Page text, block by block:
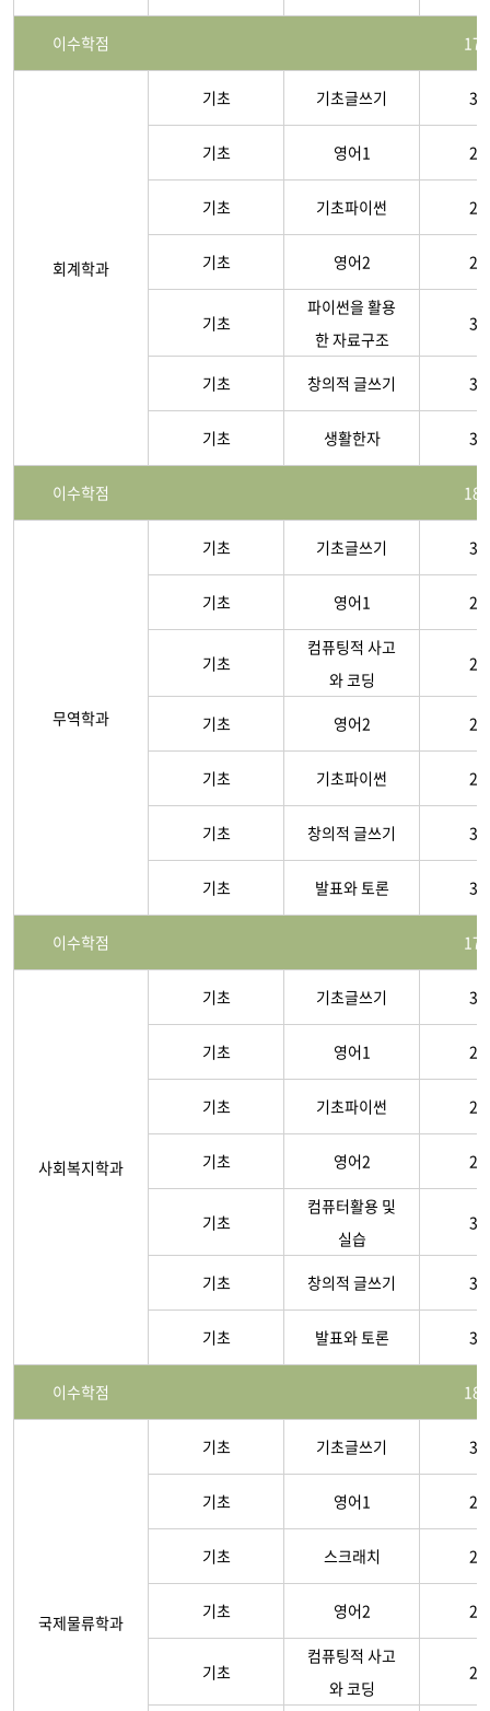
이수학점 17
회계학과
기초 기초글쓰기 3-
기초 영어1 2-
기초 기초파이썬 2-
기초 영어2 2-
기초
파이썬을 활용
한 자료구조
3-
기초 창의적 글쓰기 3-
기초 생활한자 3-
이수학점 18
무역학과
기초 기초글쓰기 3-
기초 영어1 2-
기초
컴퓨팅적 사고
와 코딩
2-
기초 영어2 2-
기초 기초파이썬 2-
기초 창의적 글쓰기 3-
기초 발표와 토론 3-
이수학점 17
사회복지학과
기초 기초글쓰기 3-
기초 영어1 2-
기초 기초파이썬 2-
기초 영어2 2-
기초
컴퓨터활용 및
실습
3-
기초 창의적 글쓰기 3-
기초 발표와 토론 3-
이수학점 18
국제물류학과
기초 기초글쓰기 3-
기초 영어1 2-
기초 스크래치 2-
기초 영어2 2-
기초
컴퓨팅적 사고
와 코딩
2-